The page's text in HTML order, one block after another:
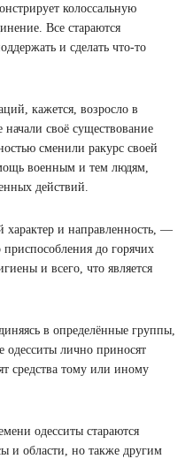
колоссальную
Все стараются
и сделать что-то
кажется, возросло в
начали своё существование
сменили ракурс своей
военным и тем людям,
действий.
и направленность, —
до горячих
и всего, что является
в определённые группы,
лично приносят
средства тому или иному
одесситы стараются
и области, но также другим